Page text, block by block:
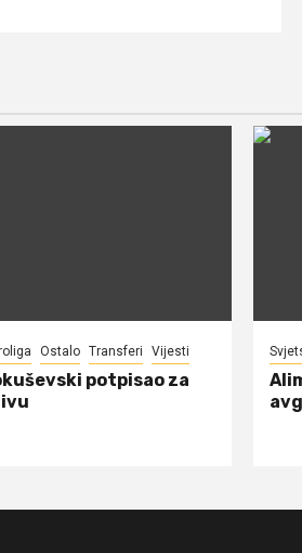
Ostalo Transferi Vijesti
potpisao za